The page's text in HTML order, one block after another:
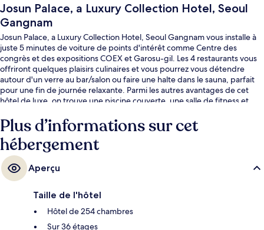
Josun Palace, a Luxury Collection Hotel, Seoul
Gangnam
Josun Palace, a Luxury Collection Hotel, Seoul Gangnam vous installe à
juste 5 minutes de voiture de points d'intérêt comme Centre des
congrès et des expositions COEX et Garosu-gil. Les 4 restaurants vous
offriront quelques plaisirs culinaires et vous pourrez vous détendre
autour d'un verre au bar/salon ou faire une halte dans le sauna, parfait
pour une fin de journée relaxante. Parmi les autres avantages de cet
hôtel de luxe, on trouve une piscine couverte, une salle de fitness et
autres voyageurs adorent le personnel attentionné. Les transports
publics se situent à une courte distance à pied : Station Yeoksam est à 6
min et Station Seolleung, à 8 min.
Plus d’informations sur cet
hébergement
Aperçu
Taille de l'hôtel
Hôtel de 254 chambres
Sur 36 étages